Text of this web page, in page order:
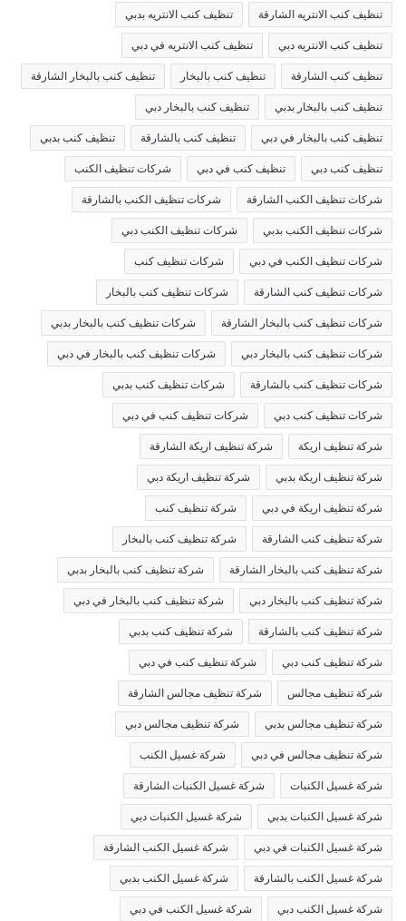
تنظيف كنب الانتريه الشارقة تنظيف كنب الانتريه بدبي
تنظيف كنب الانتريه دبي تنظيف كنب الانتريه في دبي
تنظيف كنب الشارقة تنظيف كنب بالبخار تنظيف كنب بالبخار الشارقة
تنظيف كنب بالبخار بدبي تنظيف كنب بالبخار دبي
تنظيف كنب بالبخار في دبي تنظيف كنب بالشارقة تنظيف كنب بدبي
تنظيف كنب دبي تنظيف كنب في دبي شركات تنظيف الكنب
شركات تنظيف الكنب الشارقة شركات تنظيف الكنب بالشارقة
شركات تنظيف الكنب بدبي شركات تنظيف الكنب دبي
شركات تنظيف الكنب في دبي شركات تنظيف كنب
شركات تنظيف كنب الشارقة شركات تنظيف كنب بالبخار
شركات تنظيف كنب بالبخار الشارقة شركات تنظيف كنب بالبخار بدبي
شركات تنظيف كنب بالبخار دبي شركات تنظيف كنب بالبخار في دبي
شركات تنظيف كنب بالشارقة شركات تنظيف كنب بدبي
شركات تنظيف كنب دبي شركات تنظيف كنب في دبي
شركة تنظيف اريكة شركة تنظيف اريكة الشارقة
شركة تنظيف اريكة بدبي شركة تنظيف اريكة دبي
شركة تنظيف اريكة في دبي شركة تنظيف كنب
شركة تنظيف كنب الشارقة شركة تنظيف كنب بالبخار
شركة تنظيف كنب بالبخار الشارقة شركة تنظيف كنب بالبخار بدبي
شركة تنظيف كنب بالبخار دبي شركة تنظيف كنب بالبخار في دبي
شركة تنظيف كنب بالشارقة شركة تنظيف كنب بدبي
شركة تنظيف كنب دبي شركة تنظيف كنب في دبي
شركة تنظيف مجالس شركة تنظيف مجالس الشارقة
شركة تنظيف مجالس بدبي شركة تنظيف مجالس دبي
شركة تنظيف مجالس في دبي شركة غسيل الكنب
شركة غسيل الكنبات شركة غسيل الكنبات الشارقة
شركة غسيل الكنبات بدبي شركة غسيل الكنبات دبي
شركة غسيل الكنبات في دبي شركة غسيل الكنب الشارقة
شركة غسيل الكنب بالشارقة شركة غسيل الكنب بدبي
شركة غسيل الكنب دبي شركة غسيل الكنب في دبي